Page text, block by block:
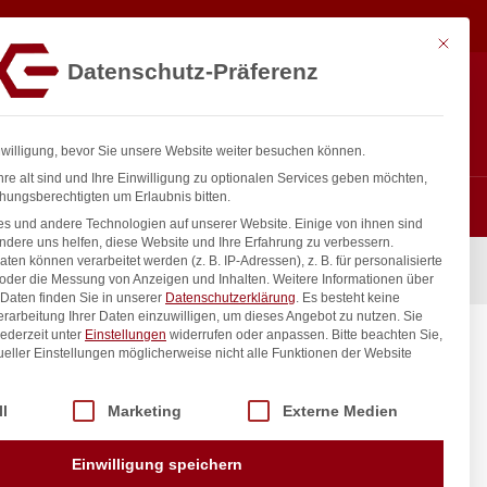
230V/3100W, 561x644x(H)530mm
inkl. / exkl. MwSt.
In den Warenkorb
Mit
Datenschutz-Präferenz
bevor Sie unsere Website weiter besuchen können.
alt sind und Ihre Einwilligung zu optionalen Services geben möchten,
um Erlaubnis bitten.
und andere Technologien auf unserer Website. Einige von ihnen sind
uns helfen, diese Website und Ihre Erfahrung zu verbessern.
können verarbeitet werden (z. B. IP-Adressen), z. B. für personalisierte
die Messung von Anzeigen und Inhalten. Weitere Informationen über
finden Sie in unserer Datenschutzerklärung. Es besteht keine
Ihrer Daten einzuwilligen, um dieses Angebot zu nutzen. Sie
unter Einstellungen widerrufen oder anpassen. Bitte beachten Sie,
Einstellungen möglicherweise nicht alle Funktionen der Website
Service-Gruppen, für die eine Einwilligung erteilt werden kann.
Marketing Externe Medien
Einwilligung speichern